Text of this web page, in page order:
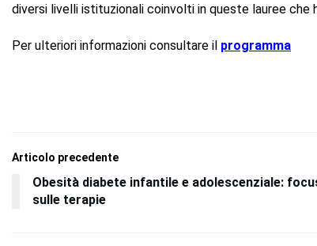
diversi livelli istituzionali coinvolti in queste lauree
Per ulteriori informazioni consultare il programma
Articolo precedente
Obesità diabete infantile e adolescenziale:
sulle terapie